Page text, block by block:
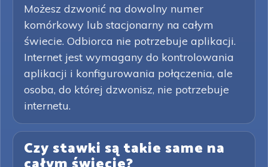
Możesz dzwonić na dowolny numer
komórkowy lub stacjonarny na całym
świecie. Odbiorca nie potrzebuje aplikacji.
Internet jest wymagany do kontrolowania
aplikacji i konfigurowania połączenia, ale
osoba, do której dzwonisz, nie potrzebuje
internetu.
Czy stawki są takie same na